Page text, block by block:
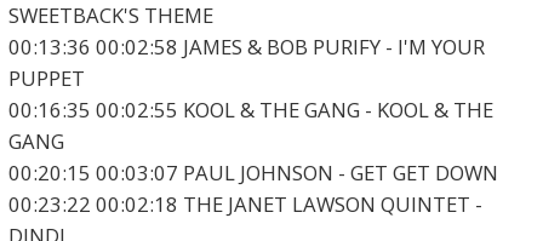
SWEETBACK'S THEME
00:13:36 00:02:58 JAMES & BOB PURIFY - I'M YOUR
PUPPET
00:16:35 00:02:55 KOOL & THE GANG - KOOL & THE
GANG
00:20:15 00:03:07 PAUL JOHNSON - GET GET DOWN
00:23:22 00:02:18 THE JANET LAWSON QUINTET -